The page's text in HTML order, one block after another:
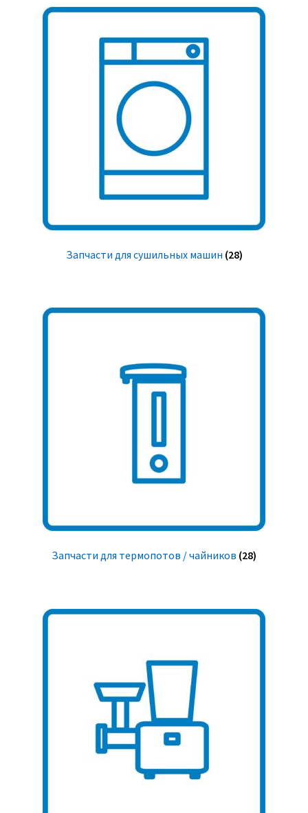
Запчасти для сушильных машин (28)
Запчасти для термопотов / чайников (28)